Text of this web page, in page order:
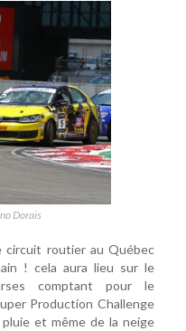
Dorais
circuit routier au Québec
! cela aura lieu sur le
comptant pour le
Production Challenge
pluie et même de la neige